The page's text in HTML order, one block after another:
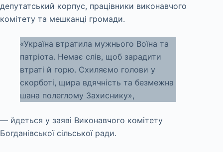
депутатський корпус, працівники виконавчого
комітету та мешканці громади.
«Україна втратила мужнього Воїна та
патріота. Немає слів, щоб зарадити
втраті й горю. Схиляємо голови у
скорботі, щира вдячність та безмежна
шана полеглому Захиснику»,
— йдеться у заяві Виконавчого комітету
Богданівської сільської ради.